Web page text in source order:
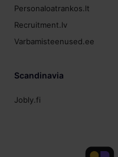
Personaloatrankos.lt
Recruitment.lv
Varbamisteenused.ee
Scandinavia
Jobly.fi